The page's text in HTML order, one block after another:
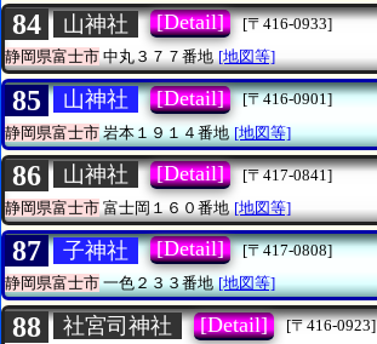
84 山神社 [Detail]
[〒416-0933]
静岡県富士市中丸３７７番地 [地図等]
85 山神社 [Detail]
[〒416-0901]
静岡県富士市岩本１９１４番地 [地図等]
86 山神社 [Detail]
[〒417-0841]
静岡県富士市 富士岡１６０番地 [地図等]
87 子神社 [Detail]
[〒417-0808]
静岡県富士市一色２３３番地 [地図等]
88 社宮司神社 [Detail]
[〒416-0923]